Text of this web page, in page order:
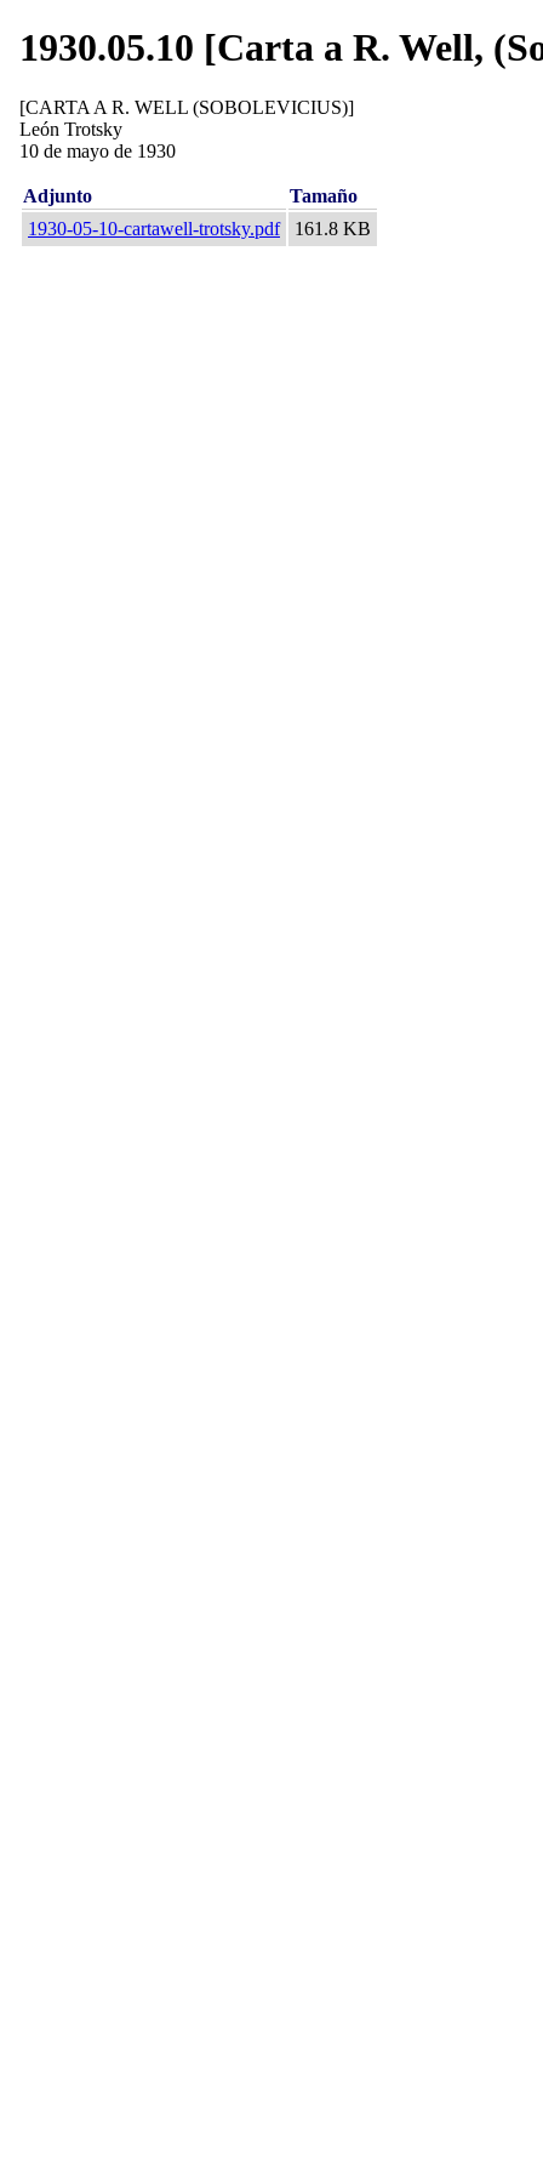
1930.05.10 [Carta a R. Well,
[CARTA A R. WELL (SOBOLEVICIUS)]
León Trotsky
10 de mayo de 1930
Adjunto
Tamaño
1930-05-10-cartawell-trotsky.pdf
161.8 KB